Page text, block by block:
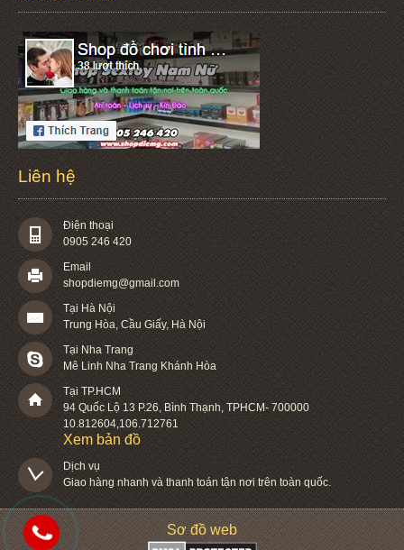
Liên hệ
Điện thoại
0905 246 420
Email
shopdiemg@gmail.com
Tại Hà Nội
Trung Hòa, Cầu Giấy, Hà Nội
Tại Nha Trang
Mê Linh Nha Trang Khánh Hòa
Tại TP.HCM
94 Quốc Lộ 13 P.26,Bình Thạnh,TPHCM-700000
10.812604,106.712761
Xem bản đồ
Dịch vụ
Giao hàng nhanh và thanh toán tận nơi trên toàn quốc.
Sơ đồ web